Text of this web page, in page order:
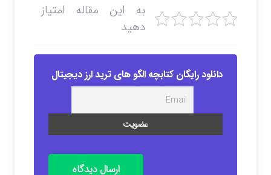
به این مقاله امتیاز
دهید
دانلود رایگان کتابچه الگو های ترید ارز دیجیتال
ارسال دیدگاه